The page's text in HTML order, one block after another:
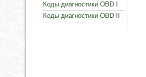
Коды диагностики OBD I
Коды диагностики OBD II